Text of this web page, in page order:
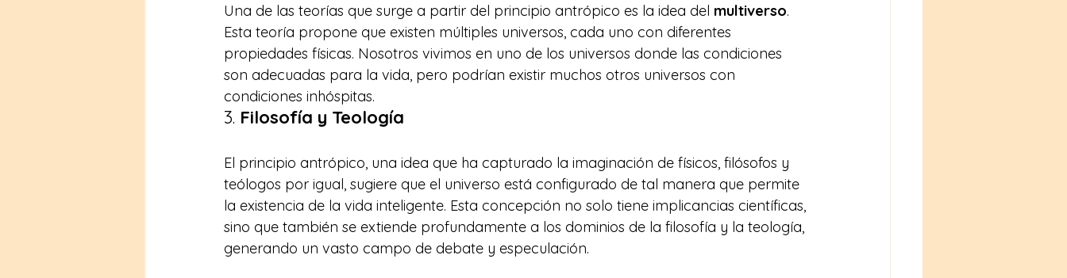
Una de las teorías que surge a partir del principio antrópico es la idea del multiverso.
Esta teoría propone que existen múltiples universos, cada uno con diferentes
propiedades físicas. Nosotros vivimos en uno de los universos donde las condiciones
son adecuadas para la vida, pero podrían existir muchos otros universos con
condiciones inhóspitas.
3. Filosofía y Teología
El principio antrópico, una idea que ha capturado la imaginación de físicos, filósofos y
teólogos por igual, sugiere que el universo está configurado de tal manera que permite
la existencia de la vida inteligente. Esta concepción no solo tiene implicancias científicas,
sino que también se extiende profundamente a los dominios de la filosofía y la teología,
generando un vasto campo de debate y especulación.